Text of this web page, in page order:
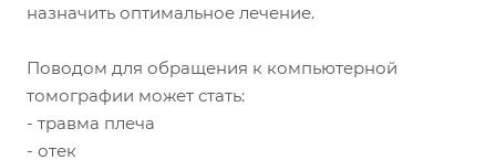
назначить оптимальное лечение.
Поводом для обращения к компьютерной
томографии может стать:
- травма плеча
- отек